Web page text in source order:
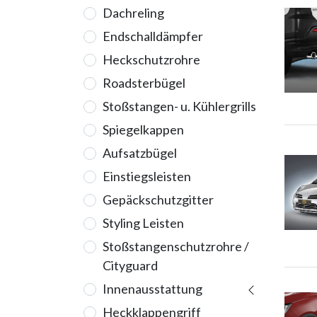
Dachreling
Endschalldämpfer
Heckschutzrohre
Roadsterbügel
Stoßstangen- u. Kühlergrills
Spiegelkappen
Aufsatzbügel
Einstiegsleisten
Gepäckschutzgitter
Styling Leisten
Stoßstangenschutzrohre /
Cityguard
Innenausstattung
Heckklappengriff